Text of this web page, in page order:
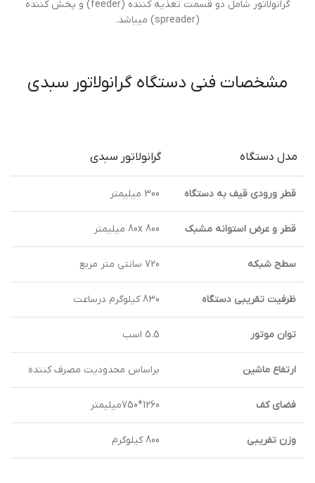
گرانولاتور شامل دو قسمت تغذيه كننده (feeder) و پخش كننده
(spreader) ميباشد.
مشخصات فنی دستگاه گرانولاتور سبدي
مدل دستگاه گرانولاتور سبدي
قطر ورودي قيف به دستگاه 300 ميليمتر
قطر و عرض استوانه مشبك 80x 800 ميليمتر
سطح شبكه 720 سانتي متر مربع
ظرفيت تقريبي دستگاه 830 كيلوگرم درساعت
توان موتور 5.5 اسب
ارتفاع ماشين براساس محدودیت مصرف کننده
فضاي كف 1260*750ميليمتر
وزن تفريبي 800 كيلوگرم